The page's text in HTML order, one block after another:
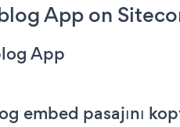
App on
App
embed pasajını